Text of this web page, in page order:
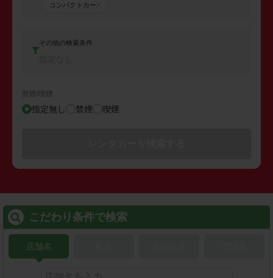
コンパクトカー
その他の検索条件
禁煙/喫煙
指定無し 禁煙 喫煙
こだわり条件で検索
店舗名